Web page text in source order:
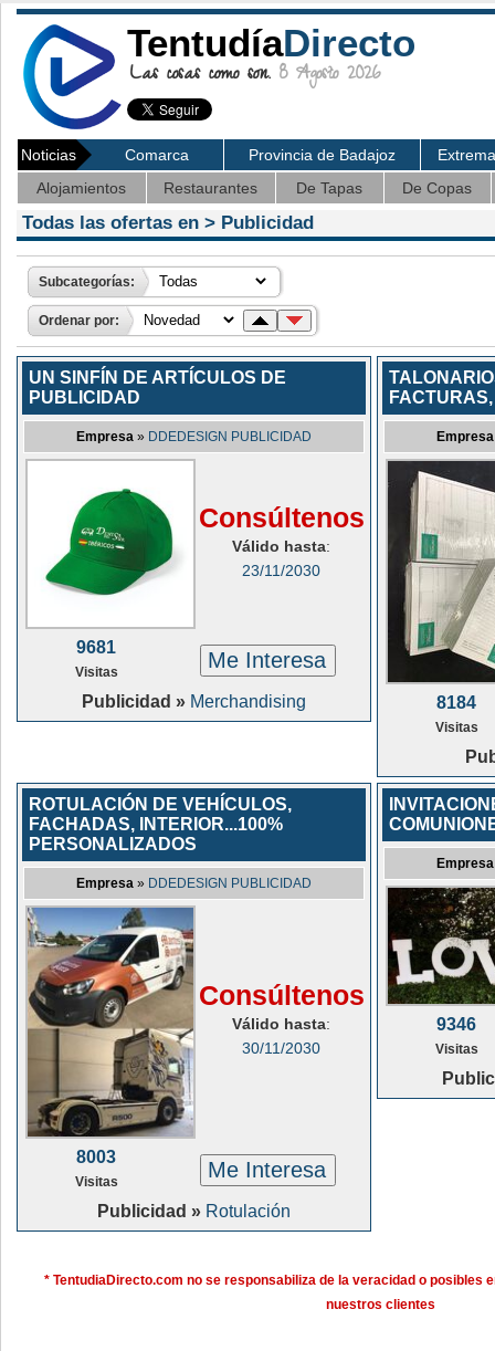
TentudíaDirecto
Las cosas como son. 8 Agosto 2026
Noticias Comarca Provincia de Badajoz
Alojamientos
Restaurantes De Tapas De Copas
Todas las ofertas en > Publicidad
Subcategorías:
Ordenar por:
UN SINFÍN DE ARTÍCULOS DE
PUBLICIDAD
Empresa » DDEDESIGN PUBLICIDAD
Consúltenos
Válido hasta:
23/11/2030
9681
Visitas Me Interesa
Publicidad » Merchandising
Empresa
8184
Visitas
ROTULACIÓN DE VEHÍCULOS,
FACHADAS, INTERIOR...100%
PERSONALIZADOS
Empresa » DDEDESIGN PUBLICIDAD
Consúltenos
Válido hasta:
30/11/2030
8003
Visitas Me Interesa
Publicidad » Rotulación
Empresa
9346
Visitas
* TentudiaDirecto.com no se responsabiliza de la veracidad o posibles
nuestros clientes